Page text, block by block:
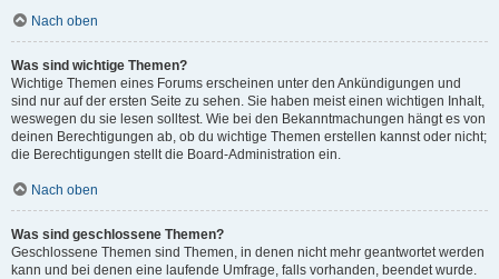
Nach oben
Was sind wichtige Themen?
Wichtige Themen eines Forums erscheinen unter den Ankündigungen und
sind nur auf der ersten Seite zu sehen. Sie haben meist einen wichtigen Inhalt,
weswegen du sie lesen solltest. Wie bei den Bekanntmachungen hängt es von
deinen Berechtigungen ab, ob du wichtige Themen erstellen kannst oder nicht;
die Berechtigungen stellt die Board-Administration ein.
Nach oben
Was sind geschlossene Themen?
Geschlossene Themen sind Themen, in denen nicht mehr geantwortet werden
kann und bei denen eine laufende Umfrage, falls vorhanden, beendet wurde.